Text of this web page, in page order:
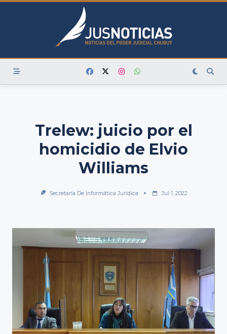
Skip
Trelew: juicio por el
homicidio de Elvio
Williams
Secretaría De Informática Jurídica Jul 1, 2022